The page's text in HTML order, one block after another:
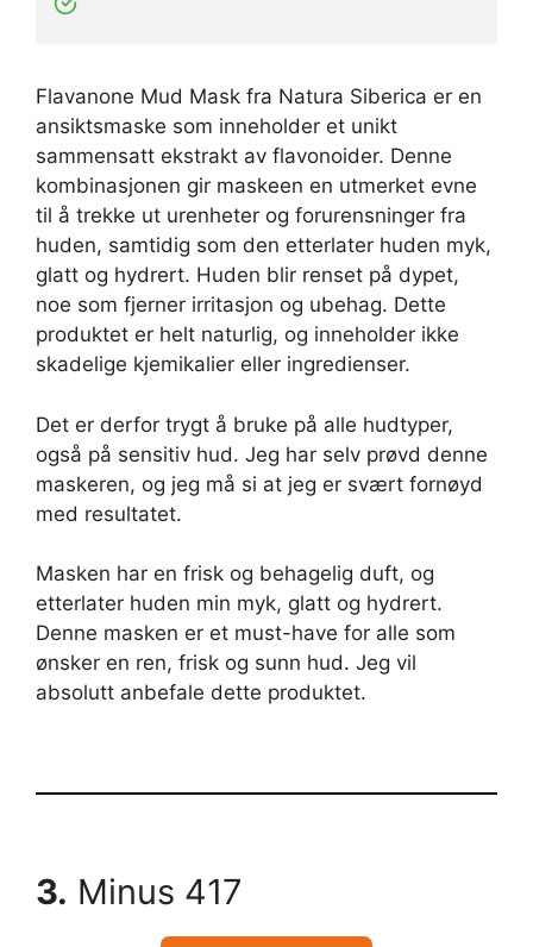
Flavanone Mud Mask fra Natura Siberica er en
ansiktsmaske som inneholder et unikt
sammensatt ekstrakt av flavonoider. Denne
kombinasjonen gir maskeen en utmerket evne
til å trekke ut urenheter og forurensninger fra
huden, samtidig som den etterlater huden myk,
glatt og hydrert. Huden blir renset på dypet,
noe som fjerner irritasjon og ubehag. Dette
produktet er helt naturlig, og inneholder ikke
skadelige kjemikalier eller ingredienser.
Det er derfor trygt å bruke på alle hudtyper,
også på sensitiv hud. Jeg har selv prøvd denne
maskeren, og jeg må si at jeg er svært fornøyd
med resultatet.
Masken har en frisk og behagelig duft, og
etterlater huden min myk, glatt og hydrert.
Denne masken er et must-have for alle som
ønsker en ren, frisk og sunn hud. Jeg vil
absolutt anbefale dette produktet.
3. Minus 417